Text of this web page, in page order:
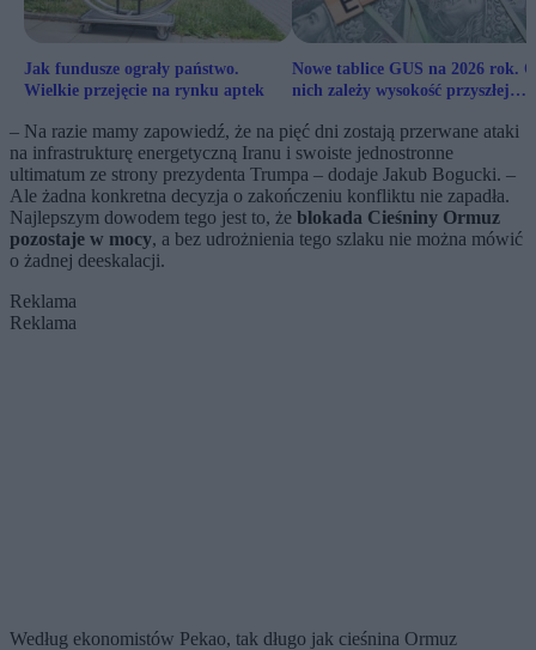
Jak fundusze ograły państwo.
Wielkie przejęcie na rynku aptek
Nowe tablice GUS na 2026 rok.
nich zależy wysokość przyszłej
– Na razie mamy zapowiedź, że na pięć dni zostają przerwane ataki
na infrastrukturę energetyczną Iranu i swoiste jednostronne
ultimatum ze strony prezydenta Trumpa – dodaje Jakub Bogucki. –
Ale żadna konkretna decyzja o zakończeniu konfliktu nie zapadła.
Najlepszym dowodem tego jest to, że blokada Cieśniny Ormuz
pozostaje w mocy, a bez udrożnienia tego szlaku nie można mówić
o żadnej deeskalacji.
Reklama
Reklama
Według ekonomistów Pekao, tak długo jak cieśnina Ormuz